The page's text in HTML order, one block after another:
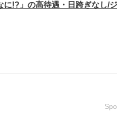
に!?」の高待遇・日跨ぎなし/